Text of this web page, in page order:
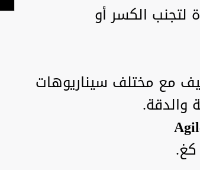
لتجنب الكسر أو
مع مختلف سيناريوهات
والدقة.